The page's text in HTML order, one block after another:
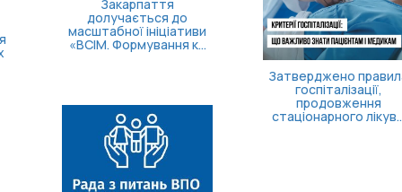
продовження
стаціонарного лікув...
Доступні понад 70
підрозділів: в Україні
розширили програму
поверне...